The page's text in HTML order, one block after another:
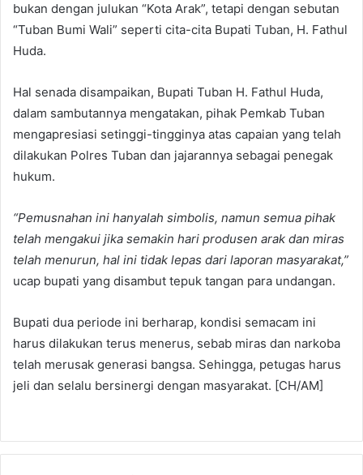
bukan dengan julukan “Kota Arak”, tetapi dengan sebutan
“Tuban Bumi Wali” seperti cita-cita Bupati Tuban, H. Fathul
Huda.
Hal senada disampaikan, Bupati Tuban H. Fathul Huda,
dalam sambutannya mengatakan, pihak Pemkab Tuban
mengapresiasi setinggi-tingginya atas capaian yang telah
dilakukan Polres Tuban dan jajarannya sebagai penegak
hukum.
“Pemusnahan ini hanyalah simbolis, namun semua pihak
telah mengakui jika semakin hari produsen arak dan miras
telah menurun, hal ini tidak lepas dari laporan masyarakat,”
ucap bupati yang disambut tepuk tangan para undangan.
Bupati dua periode ini berharap, kondisi semacam ini
harus dilakukan terus menerus, sebab miras dan narkoba
telah merusak generasi bangsa. Sehingga, petugas harus
jeli dan selalu bersinergi dengan masyarakat. [CH/AM]